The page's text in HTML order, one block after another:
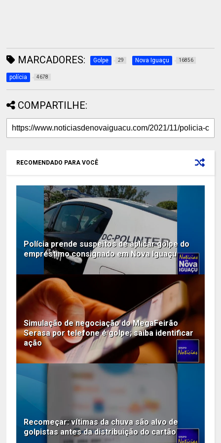
MARCADORES: Golpe 29 Nova Iguaçu 16856
polícia 4678
COMPARTILHE:
RECOMENDADO PARA VOCÊ
Polícia prende suspeitos de aplicar golpe do
empréstimo consignado em Nova Iguaçu
Simulação de negociação do MegaFeirão
Serasa por telefone é golpe; saiba identificar
ação
Recomeçar: vítimas da chuva são alvo de
golpistas antes da distribuição do cartão